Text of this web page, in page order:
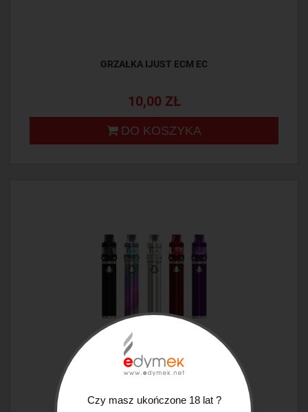
GRZAŁKA IJUST ECM EC
10,00 ZŁ
DO KOSZYKA
Czy masz ukończone 18 lat ?